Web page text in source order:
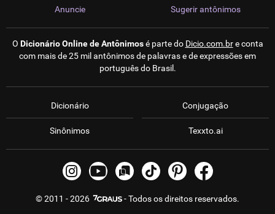
Anuncie Sugerir antônimos
O Dicionário Online de Antônimosé parte do Dicio.com.bre conta
com mais de 25 mil antônimos de palavras e de expressões em
português do Brasil.
Dicionário
Sinônimos
Conjugação
Texxto.ai
© 2011 - 2026 - Todos os direitos reservados.